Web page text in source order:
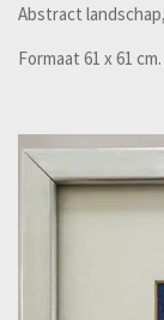
Abstract
Formaat 61 x 61 cm.